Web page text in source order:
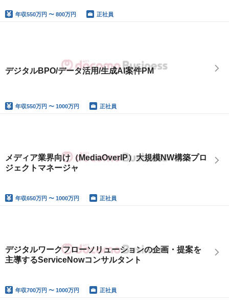
年収550万円 〜 800万円 正社員
デジタルBPO/データ活用/生成AI案件PM
年収550万円 〜 1000万円 正社員
メディア業界向け（MediaOverIP）大規模NW構築プロ
ジェクトマネージャ
年収650万円 〜 1000万円 正社員
デジタルワークフローソリューションの企画・提案を
主導するServiceNowコンサルタント
年収700万円 〜 1000万円 正社員